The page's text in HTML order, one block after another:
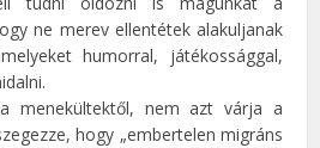
ne merev ellentétek alakuljanak
humorral, játékossággal,
menekültektől, nem azt várja a
hogy „embertelen migráns